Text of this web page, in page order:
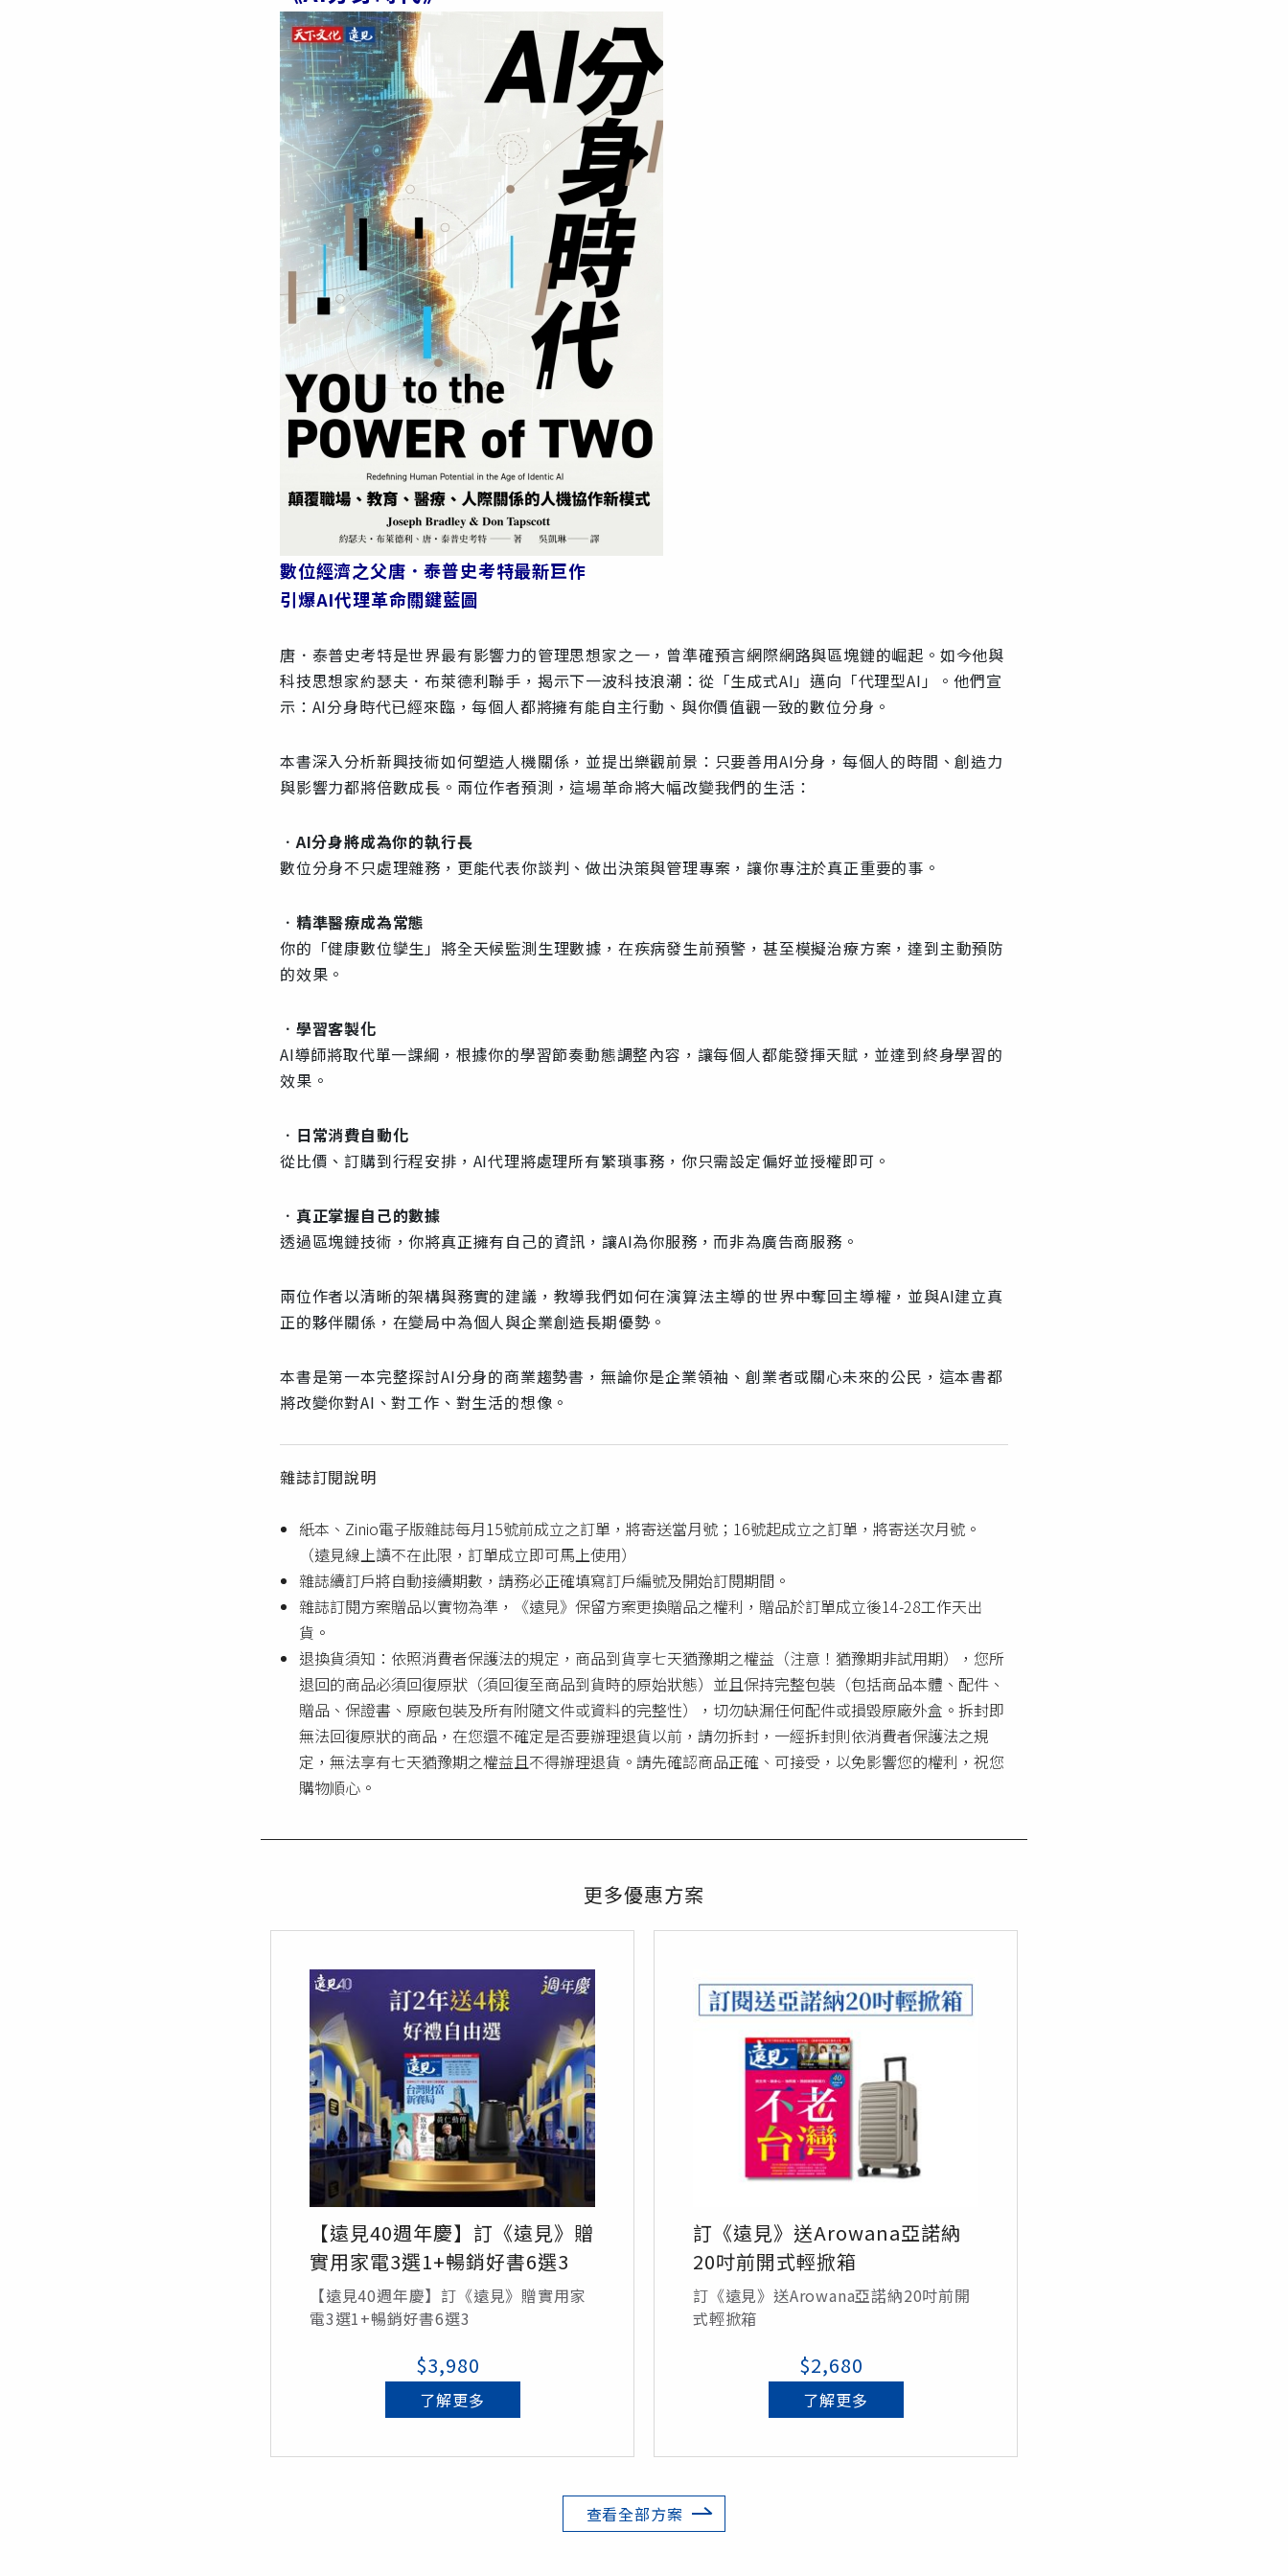
數位經濟之父唐．泰普史考特最新巨作
引爆AI代理革命關鍵藍圖
唐．泰普史考特是世界最有影響力的管理思想家之一，曾準確預言網際網路與區塊鏈的崛起。如今他與
科技思想家約瑟夫．布萊德利聯手，揭示下一波科技浪潮：從「生成式AI」邁向「代理型AI」。他們宣
示：AI分身時代已經來臨，每個人都將擁有能自主行動、與你價值觀一致的數位分身。
本書深入分析新興技術如何塑造人機關係，並提出樂觀前景：只要善用AI分身，每個人的時間、創造力
與影響力都將倍數成長。兩位作者預測，這場革命將大幅改變我們的生活：
．AI分身將成為你的執行長
數位分身不只處理雜務，更能代表你談判、做出決策與管理專案，讓你專注於真正重要的事。
． 精準醫療成為常態
你的「健康數位孿生」將全天候監測生理數據，在疾病發生前預警，甚至模擬治療方案，達到主動預防
的效果。
． 學習客製化
AI導師將取代單一課綱，根據你的學習節奏動態調整內容，讓每個人都能發揮天賦，並達到終身學習的
效果。
． 日常消費自動化
從比價、訂購到行程安排，AI代理將處理所有繁瑣事務，你只需設定偏好並授權即可。
． 真正掌握自己的數據
透過區塊鏈技術，你將真正擁有自己的資訊，讓AI為你服務，而非為廣告商服務。
兩位作者以清晰的架構與務實的建議，教導我們如何在演算法主導的世界中奪回主導權，並與AI建立真
正的夥伴關係，在變局中為個人與企業創造長期優勢。
本書是第一本完整探討AI分身的商業趨勢書，無論你是企業領袖、創業者或關心未來的公民，這本書都
將改變你對AI、對工作、對生活的想像。
雜誌訂閱說明
紙本、Zinio電子版雜誌每月15號前成立之訂單，將寄送當月號；16號起成立之訂單，將寄送次月號。
（遠見線上讀不在此限，訂單成立即可馬上使用）
雜誌續訂戶將自動接續期數，請務必正確填寫訂戶編號及開始訂閱期間。
雜誌訂閱方案贈品以實物為準，《遠見》保留方案更換贈品之權利，贈品於訂單成立後14-28工作天出
貨。
退換貨須知：依照消費者保護法的規定，商品到貨享七天猶豫期之權益（注意！猶豫期非試用期），您所
退回的商品必須回復原狀（須回復至商品到貨時的原始狀態）並且保持完整包裝（包括商品本體、配件、
贈品、保證書、原廠包裝及所有附隨文件或資料的完整性），切勿缺漏任何配件或損毀原廠外盒。拆封即
無法回復原狀的商品，在您還不確定是否要辦理退貨以前，請勿拆封，一經拆封則依消費者保護法之規
定，無法享有七天猶豫期之權益且不得辦理退貨。請先確認商品正確、可接受，以免影響您的權利，祝您
購物順心。
更多優惠方案
【遠見40週年慶】訂《遠見》贈
實用家電3選1+暢銷好書6選3
【遠見40週年慶】訂《遠見》贈實用家
電3選1+暢銷好書6選3
$3,980
了解更多
訂《遠見》送Arowana亞諾納
20吋前開式輕掀箱
訂《遠見》送Arowana亞諾納20吋前開
式輕掀箱
$2,680
了解更多
查看全部方案